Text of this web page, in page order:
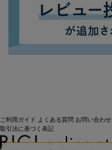
ご利用ガイド よくある質問 お問い合わせ
取引法に基づく表記